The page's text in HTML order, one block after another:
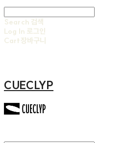
Search 검색
Log In 로그인
Cart장바구니
CUECLYP